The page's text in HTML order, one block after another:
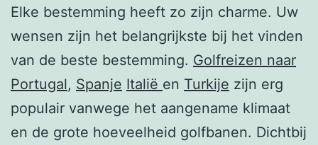
Elke bestemming heeft zo zijn charme. Uw
wensen zijn het belangrijkste bij het vinden
van de beste bestemming. Golfreizen naar
Portugal, Spanje Italië en Turkije zijn erg
populair vanwege het aangename klimaat
en de grote hoeveelheid golfbanen. Dichtbij